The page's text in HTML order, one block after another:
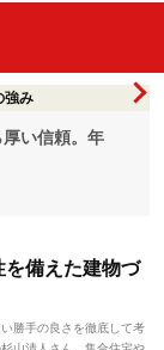
強み
い信頼。年
を備えた建物づ
勝手の良さを徹底して考